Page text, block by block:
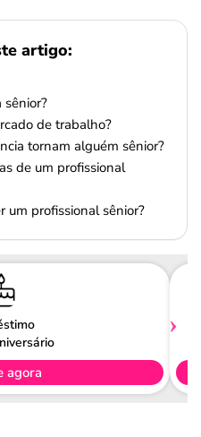
artigo:
sênior?
de trabalho?
tornam alguém sênior?
de um profissional
um profissional sênior?
agora